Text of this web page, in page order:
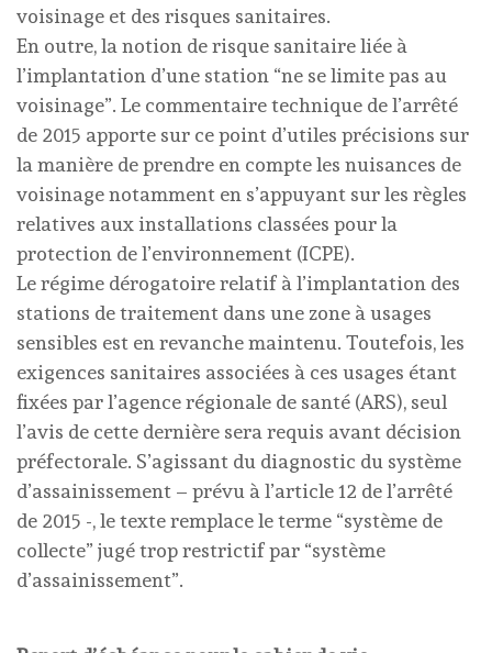
voisinage et des risques sanitaires.
En outre, la notion de risque sanitaire liée à
l’implantation d’une station “ne se limite pas au
voisinage”. Le commentaire technique de l’arrêté
de 2015 apporte sur ce point d’utiles précisions sur
la manière de prendre en compte les nuisances de
voisinage notamment en s’appuyant sur les règles
relatives aux installations classées pour la
protection de l’environnement (ICPE).
Le régime dérogatoire relatif à l’implantation des
stations de traitement dans une zone à usages
sensibles est en revanche maintenu. Toutefois, les
exigences sanitaires associées à ces usages étant
fixées par l’agence régionale de santé (ARS), seul
l’avis de cette dernière sera requis avant décision
préfectorale. S’agissant du diagnostic du système
d’assainissement – prévu à l’article 12 de l’arrêté
de 2015 -, le texte remplace le terme “système de
collecte” jugé trop restrictif par “système
d’assainissement”.